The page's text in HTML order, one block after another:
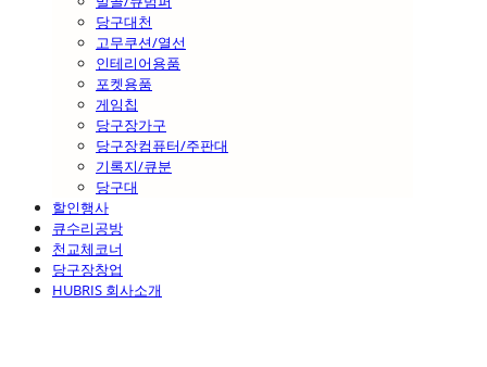
당구대천
고무쿠션/열선
인테리어용품
포켓용품
게임칩
당구장가구
당구장컴퓨터/주판대
기록지/큐분
당구대
할인행사
큐수리공방
천교체코너
당구장창업
HUBRIS 회사소개